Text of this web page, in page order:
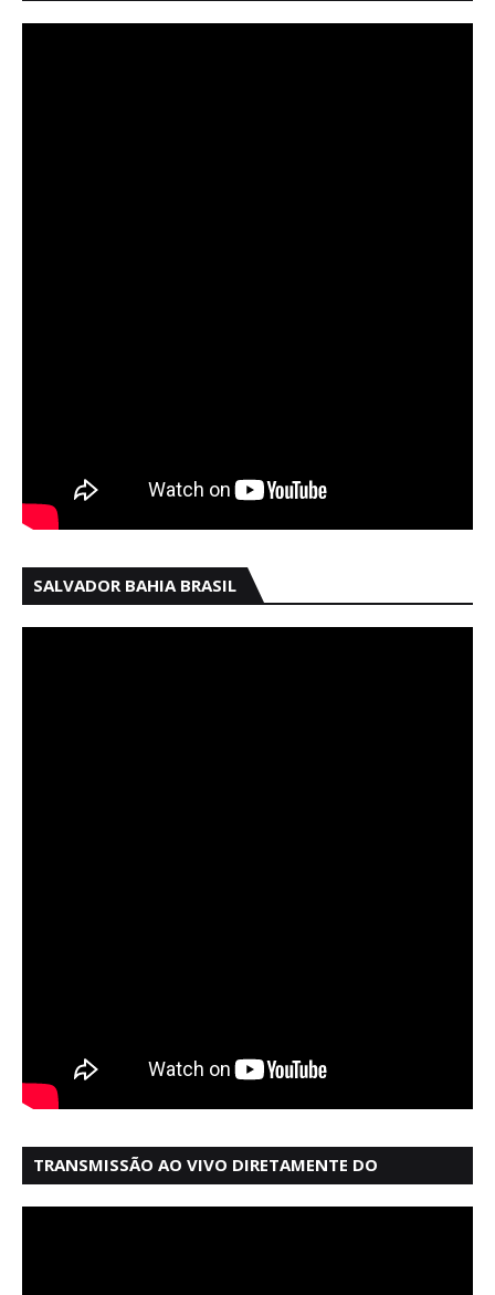
SALVADOR BAHIA BRASIL
TRANSMISSÃO AO VIVO DIRETAMENTE DO